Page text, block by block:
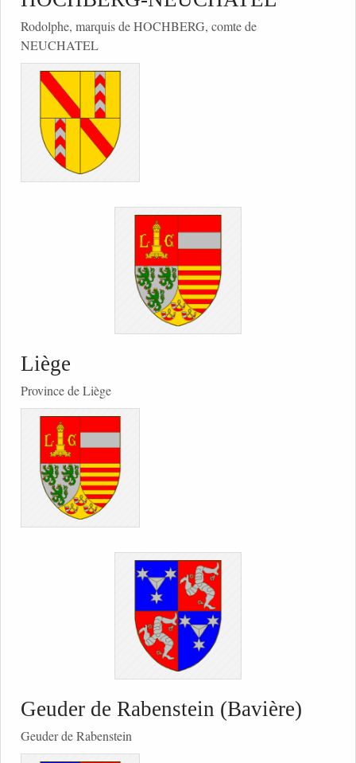
Rodolphe, marquis de HOCHBERG, comte de
NEUCHATEL
Liège
Province de Liège
Geuder de Rabenstein (Bavière)
Geuder de Rabenstein